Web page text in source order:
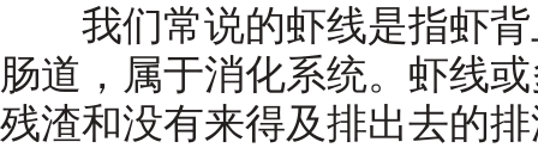
我们常说的虾线是指虾背
肠道，属于消化系统。虾线
残渣和没有来得及排出去的